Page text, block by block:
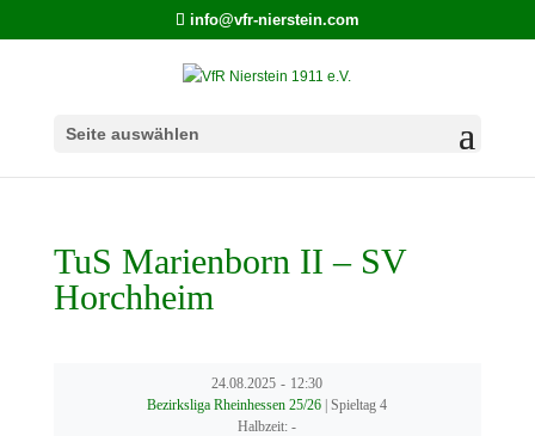
info@vfr-nierstein.com
Seite auswählen
TuS Marienborn II – SV
Horchheim
24.08.2025 - 12:30
Bezirksliga Rheinhessen 25/26 | Spieltag 4
Halbzeit: -